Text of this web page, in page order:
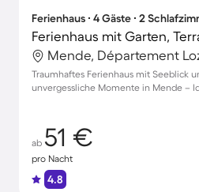
Ferienhaus ∙ 4 Gäste ∙ 2
Mende, Département
Traumhaftes Ferienhaus mit Seeblick
unvergessliche Momente in Mende –
ab 51 €
pro Nacht
4.8